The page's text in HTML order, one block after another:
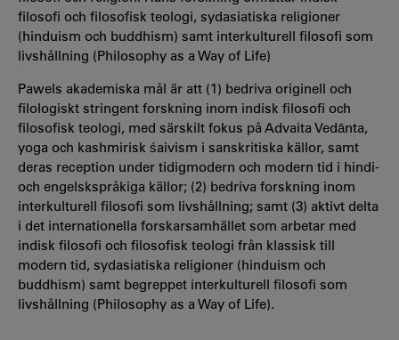
filosofi och filosofisk teologi, sydasiatiska religioner
(hinduism och buddhism) samt interkulturell filosofi som
livshållning (Philosophy as a Way of Life)
Pawels akademiska mål är att (1) bedriva originell och
filologiskt stringent forskning inom indisk filosofi och
filosofisk teologi, med särskilt fokus på Advaita Vedānta,
yoga och kashmirisk śaivism i sanskritiska källor, samt
deras reception under tidigmodern och modern tid i hindi-
och engelskspråkiga källor; (2) bedriva forskning inom
interkulturell filosofi som livshållning; samt (3) aktivt delta
i det internationella forskarsamhället som arbetar med
indisk filosofi och filosofisk teologi från klassisk till
modern tid, sydasiatiska religioner (hinduism och
buddhism) samt begreppet interkulturell filosofi som
livshållning (Philosophy as a Way of Life).